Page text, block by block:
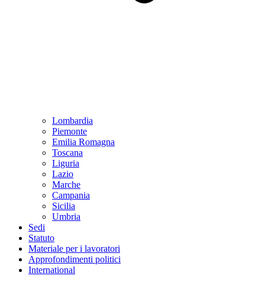
Lombardia
Piemonte
Emilia Romagna
Toscana
Liguria
Lazio
Marche
Campania
Sicilia
Umbria
Sedi
Statuto
Materiale per i lavoratori
Approfondimenti politici
International